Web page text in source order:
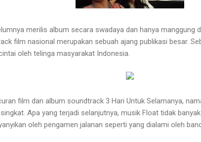
merilis album secara swadaya dan hanya manggung
film nasional merupakan sebuah ajang publikasi besar.
oleh telinga masyarakat Indonesia.
film dan album soundtrack 3 Hari Untuk Selamanya,
Apa yang terjadi selanjutnya, musik Float tidak
oleh pengamen jalanan seperti yang dialami oleh